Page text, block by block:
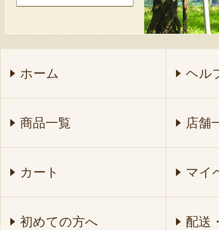
ホーム ヘル
商品一覧 店舗
カート マイ
初めての方へ 配送